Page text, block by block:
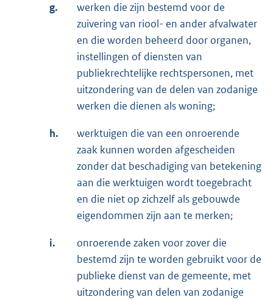
g.
werken die zijn bestemd voor de
zuivering van riool- en ander afvalwater
en die worden beheerd door organen,
instellingen of diensten van
publiekrechtelijke rechtspersonen, met
uitzondering van de delen van zodanige
werken die dienen als woning;
h.
werktuigen die van een onroerende
zaak kunnen worden afgescheiden
zonder dat beschadiging van betekening
aan die werktuigen wordt toegebracht
en die niet op zichzelf als gebouwde
eigendommen zijn aan te merken;
i.
onroerende zaken voor zover die
bestemd zijn te worden gebruikt voor de
publieke dienst van de gemeente, met
uitzondering van delen van zodanige